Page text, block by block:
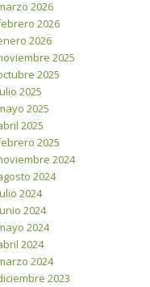
2026
2026
2026
2025
2025
2025
2025
2025
2025
2024
2024
2024
2024
2024
2024
2024
2023